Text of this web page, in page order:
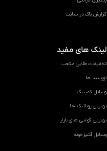
گزارش باگ در سایت
لینک های مفید
تخفیفات طلایی مکعب
نورسید ها
وسایل کمپینگ
بهترین روباتیک ها
بهترین گوشی های بازار
وسایل آشپزخونه